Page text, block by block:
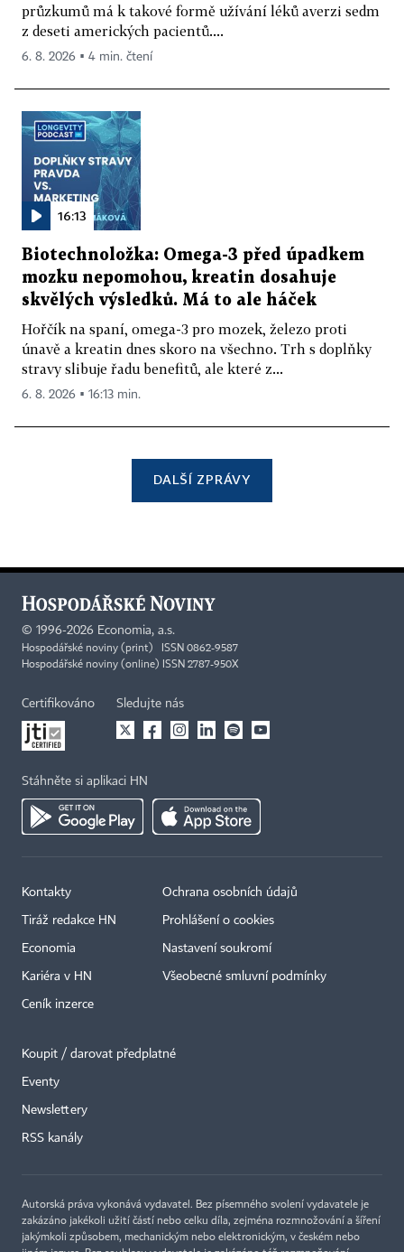
průzkumů má k takové formě užívání léků averzi sedm
z deseti amerických pacientů....
6. 8. 2026 ▪ 4 min. čtení
16:13
Biotechnoložka: Omega-3 před úpadkem
mozku nepomohou, kreatin dosahuje
skvělých výsledků. Má to ale háček
Hořčík na spaní, omega-3 pro mozek, železo proti
únavě a kreatin dnes skoro na všechno. Trh s doplňky
stravy slibuje řadu benefitů, ale které z...
6. 8. 2026 ▪ 16:13 min.
DALŠÍ ZPRÁVY
© 1996-2026 Economia, a.s.
Hospodářské noviny (print) ISSN 0862-9587
Hospodářské noviny (online) ISSN 2787-950X
Certifikováno Sledujte nás
Stáhněte si aplikaci HN
Kontakty
Tiráž redakce HN
Economia
Kariéra v HN
Ceník inzerce
Ochrana osobních údajů
Prohlášení o cookies
Nastavení soukromí
Všeobecné smluvní podmínky
Koupit / darovat předplatné
Eventy
Newslettery
RSS kanály
Autorská práva vykonává vydavatel. Bez písemného svolení vydavatele je
zakázáno jakékoli užití částí nebo celku díla, zejména rozmnožování a šíření
jakýmkoli způsobem, mechanickým nebo elektronickým, v českém nebo